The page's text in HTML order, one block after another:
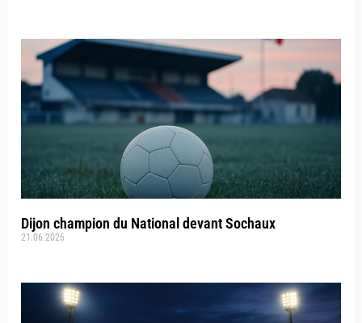
Dijon champion du National devant Sochaux
21.06.2026